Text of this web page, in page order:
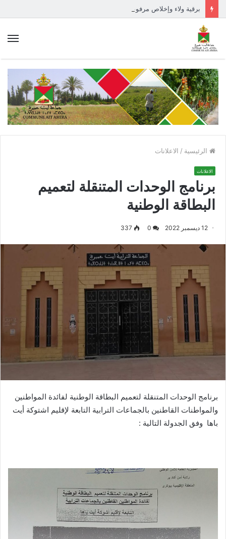
برقية ولاء وإخلاص مرفوعة إلى السدة العالية بالله
الرئيسية / الاعلانات
الاعلانات
برنامج الوحدات المتنقلة لتعميم
البطاقة الوطنية
12 ديسمبر 2022 0
337
برنامج الوحدات المتنقلة لتعميم البطاقة الوطنية لفائدة المواطنين
والمواطنات القاطنين بالجماعات الترابية التابعة لإقليم اشتوكة أيت
باها وفق الجدولة التالية :